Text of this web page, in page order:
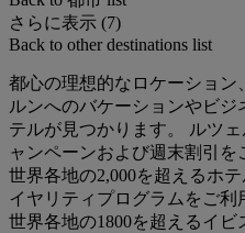
さらに表示 (7)
Back to other destinations list
都心の理想的なロケーション
ルンへのバケーションやビ
テルが見つかります。 ルツ
ャンペーンおよび週末割引を
世界各地の2,000を超えるホ
イヤリティプログラムをご利
世界各地の1800を超えるイ